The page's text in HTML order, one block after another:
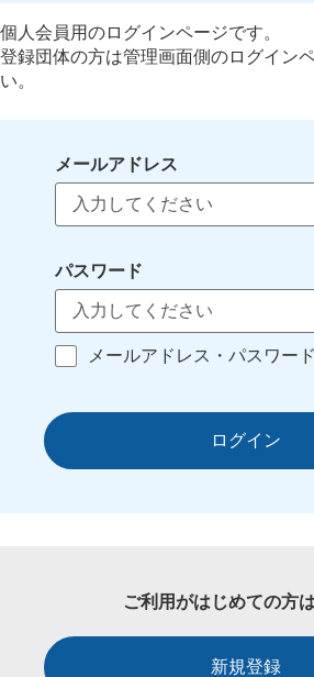
個人会員用のログインページです。
登録団体の方は管理画面側のログイン
い。
メールアドレス
パスワード
メールアドレス・パスワー
ログイン
ご利用がはじめての方
新規登録